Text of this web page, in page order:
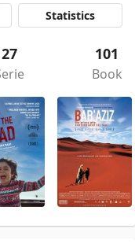
Statistics
27 101
Book